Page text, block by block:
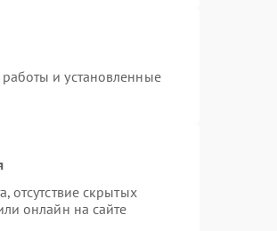
и установленные
отсутствие скрытых
онлайн на сайте